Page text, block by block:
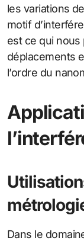
les variations
motif
est ce qui
déplacements
l’ordre du
Dans le